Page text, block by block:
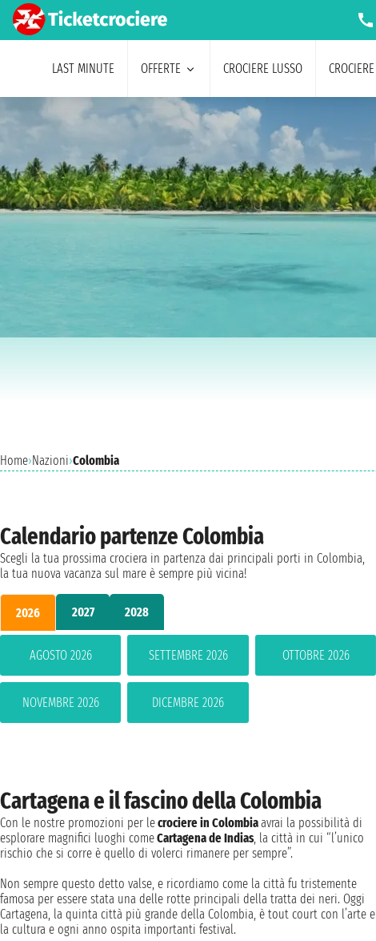
LAST MINUTE OFFERTE CROCIERE LUSSO CROCIERE
Home›Nazioni›Colombia
Calendario partenze Colombia
Scegli la tua prossima crociera in partenza dai principali porti in Colombia,
la tua nuova vacanza sul mare è sempre più vicina!
2026 2027 2028
AGOSTO 2026 SETTEMBRE 2026 OTTOBRE 2026
NOVEMBRE 2026 DICEMBRE 2026
Cartagena e il fascino della Colombia
Con le nostre promozioni per lecrociere in Colombiaavrai la possibilità di
esplorare magnifici luoghi comeCartagena de Indias, la città in cui “l’unico
rischio che si corre è quello di volerci rimanere per sempre”.
Non sempre questo detto valse, e ricordiamo come la città fu tristemente
famosa per essere stata una delle rotte principali della tratta dei neri. Oggi
Cartagena, la quinta città più grande della Colombia, è tout court con l’arte e
la cultura e ogni anno ospita importanti festival.